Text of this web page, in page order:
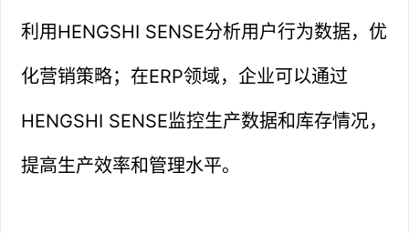
利用HENGSHI SENSE分析用户行为数据，优
化营销策略；在ERP领域，企业可以通过
HENGSHI SENSE监控生产数据和库存情况，
提高生产效率和管理水平。